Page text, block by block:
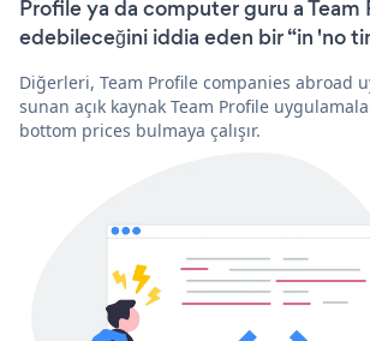
Profile ya da computer guru a Team
edebileceğini iddia eden bir “in 'no
Diğerleri, Team Profile companies abroad
sunan açık kaynak Team Profile
bottom prices bulmaya çalışır.